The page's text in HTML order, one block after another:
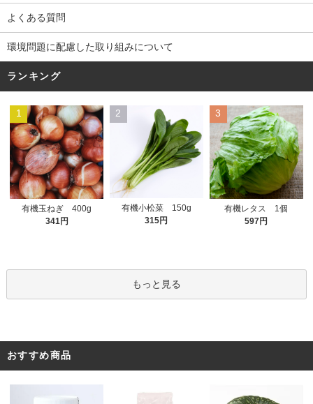
よくある質問
環境問題に配慮した取り組みについて
ランキング
1
有機玉ねぎ 400g
341円
2
有機小松菜 150g
315円
3
有機レタス 1個
597円
もっと見る
おすすめ商品